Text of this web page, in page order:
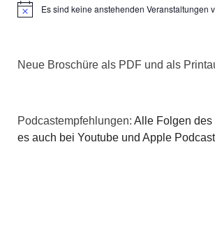
HinweisEs sind keine anstehenden Veranstaltungen
Neue Broschüre als PDF und als
Podcastempfehlungen: Alle Folgen des
es auch bei Youtube und Apple